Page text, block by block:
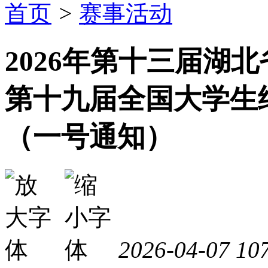
首页 > 赛事活动
2026年第十三届湖
第十九届全国大学
（一号通知）
2026-04-07